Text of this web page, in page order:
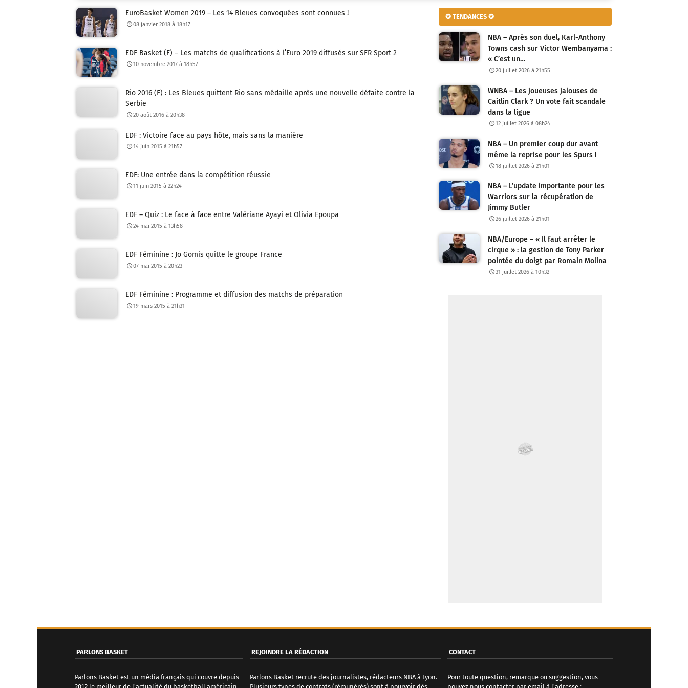
EuroBasket Women 2019 – Les 14 Bleues convoquées sont connues !
08 janvier 2018 à 18h17
EDF Basket (F) – Les matchs de qualifications à l’Euro 2019 diffusés sur SFR Sport 2
10 novembre 2017 à 18h57
Rio 2016 (F) : Les Bleues quittent Rio sans médaille après une nouvelle défaite contre la
Serbie
20 août 2016 à 20h38
EDF : Victoire face au pays hôte, mais sans la manière
14 juin 2015 à 21h57
EDF: Une entrée dans la compétition réussie
11 juin 2015 à 22h24
EDF – Quiz : Le face à face entre Valériane Ayayi et Olivia Epoupa
24 mai 2015 à 13h58
EDF Féminine : Jo Gomis quitte le groupe France
07 mai 2015 à 20h23
EDF Féminine : Programme et diffusion des matchs de préparation
19 mars 2015 à 21h31
✪ TENDANCES ✪
NBA – Après son duel, Karl-Anthony
Towns cash sur Victor Wembanyama :
« C’est un…
20 juillet 2026 à 21h55
WNBA – Les joueuses jalouses de
Caitlin Clark ? Un vote fait scandale
dans la ligue
12 juillet 2026 à 08h24
NBA – Un premier coup dur avant
même la reprise pour les Spurs !
18 juillet 2026 à 21h01
NBA – L’update importante pour les
Warriors sur la récupération de
Jimmy Butler
26 juillet 2026 à 21h01
NBA/Europe – « Il faut arrêter le
cirque » : la gestion de Tony Parker
pointée du doigt par Romain Molina
31 juillet 2026 à 10h32
PARLONS BASKET
Parlons Basket est un média français qui couvre depuis
REJOINDRE LA RÉDACTION
Parlons Basket recrute des journalistes, rédacteurs NBA à Lyon.
CONTACT
Pour toute question, remarque ou suggestion, vous